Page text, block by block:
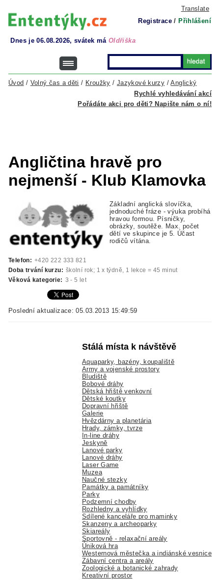
Translate
Registrace / Přihlášení
Dnes je 06.08.2026, svátek má Oldřiška
Rychlé vyhledávání akcí
Úvod / Volný čas a děti / Kroužky / Jazykové kurzy /Anglický
Pořádáte akci pro děti? Napište nám o ní!
Angličtina hravě pro
nejmenší - Klub Klamovka
Základní anglická slovíčka,
jednoduché fráze - výuka probíhá
hravou formou. Písničky,
obrázky, soutěže. Max. počet
dětí ve skupince je 5. Účast
rodičů vítána.
Telefon: +420 222 333 821
Doba trvání kurzu: školní rok; 1 x týdně, 1 lekce = 45 minut
Věková kategorie: 3 - 5 let
Poslední aktualizace: 05.03.2013 15:49:59
Stálá místa k návštěvě
Aquaparky, bazény, koupaliště
Army a vojenské prostory
Bludiště
Bobové dráhy
Dětská hřiště venkovní
Dětské koutky
Dopravní hřiště
Galerie
Hvězdárny a planetária
Hrady, zámky, tvrze
In-line dráhy
Jeskyně
Lanové parky
Lanové dráhy
Laser Game
Muzea
Naučné stezky
Památky a památníky
Parky
Podzemní chodby
Rozhledny a vyhlídky
Sdílené kanceláře pro maminky
Skanzeny a archeoparky
Skiareály
Sportovně - relaxační areály
Úniková hra
Westernová městečka a indiánské vesnice
Zábavní centra a areály
Zoologické a botanické zahrady
Kreativní prostor